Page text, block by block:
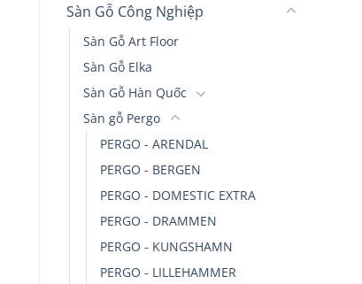
Sàn Gỗ Công Nghiệp
Sàn Gỗ Art Floor
Sàn Gỗ Elka
Sàn Gỗ Hàn Quốc
Sàn gỗ Pergo
PERGO - ARENDAL
PERGO - BERGEN
PERGO - DOMESTIC EXTRA
PERGO - DRAMMEN
PERGO - KUNGSHAMN
PERGO - LILLEHAMMER